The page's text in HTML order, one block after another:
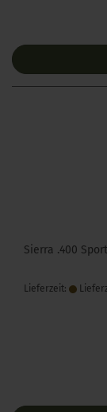
Sierra .400
Lieferzeit: